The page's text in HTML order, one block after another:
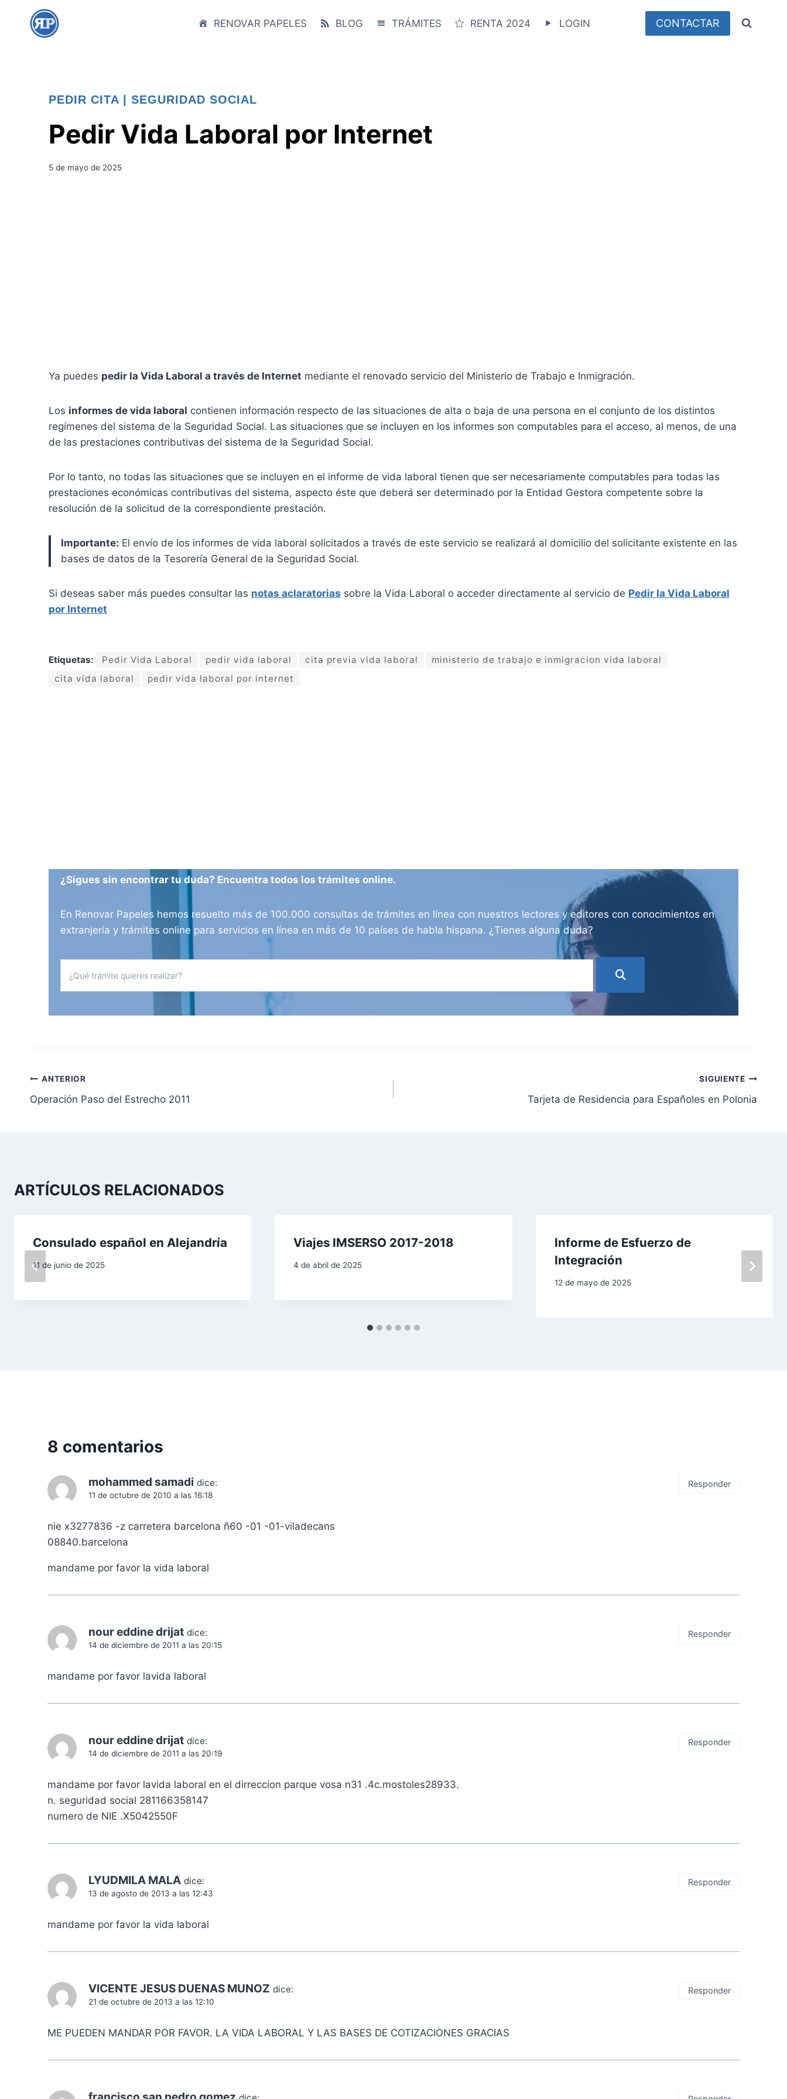
RENOVAR PAPELES BLOG TRÁMITES RENTA 2024 LOGIN CONTACTAR
PEDIR CITA SEGURIDAD SOCIAL
Pedir Vida Laboral por Internet
5 de mayo de 2025
Ya puedes pedir la Vida Laboral a través de Internet mediante el renovado servicio del Ministerio de Trabajo e Inmigración.
Los informes de vida laboral contienen información respecto de las situaciones de alta o baja de una persona en el conjunto de los distintos
regímenes del sistema de la Seguridad Social. Las situaciones que se incluyen en los informes son computables para el acceso, al menos, de una
de las prestaciones contributivas del sistema de la Seguridad Social.
Por lo tanto, no todas las situaciones que se incluyen en el informe de vida laboral tienen que ser necesariamente computables para todas las
prestaciones económicas contributivas del sistema, aspecto éste que deberá ser determinado por la Entidad Gestora competente sobre la
resolución de la solicitud de la correspondiente prestación.
Importante: El envío de los informes de vida laboral solicitados a través de este servicio se realizará al domicilio del solicitante existente en las
bases de datos de la Tesorería General de la Seguridad Social.
Si deseas saber más puedes consultar las notas aclaratorias sobre la Vida Laboral o acceder directamente al servicio de Pedir la Vida Laboral
por Internet
Etiquetas: Pedir Vida Laboral pedir vida laboral cita previa vida laboral
ministerio de trabajo e inmigracion vida laboral
cita vida laboral
pedir vida laboral por internet
¿Sigues sin encontrar tu duda? Encuentra todos los trámites online.
En Renovar Papeles hemos resuelto más de 100.000 consultas de trámites en línea con nuestros lectores y editores con conocimientos en
extranjería y trámites online para servicios en línea en más de 10 países de habla hispana. ¿Tienes alguna duda?
N
a
g
i
ó
n
ANTERIOR
Operación Paso del Estrecho 2011
SIGUIENTE
Tarjeta de Residencia para Españoles en Polonia
ARTÍCULOS RELACIONADOS
Consulado español en Alejandría
11 de junio de 2025
Viajes IMSERSO 2017-2018
4 de abril de 2025
Informe de Esfuerzo de
Integración
12 de mayo de 2025
8 comentarios
mohammed samadi dice:
11 de octubre de 2010 a las 16:18
nie x3277836 -z carretera barcelona ñ60 -01 -01-viladecans
08840.barcelona
mandame por favor la vida laboral
Responder
nour eddine drijat dice:
14 de diciembre de 2011 a las 20:15
mandame por favor lavida laboral
Responder
nour eddine drijat dice:
14 de diciembre de 2011 a las 20:19
mandame por favor lavida laboral en el dirreccion parque vosa n31 .4c.mostoles28933.
n. seguridad social 281166358147
numero de NIE .X5042550F
Responder
LYUDMILA MALA dice:
13 de agosto de 2013 a las 12:43
mandame por favor la vida laboral
Responder
VICENTE JESUS DUENAS MUNOZ dice:
21 de octubre de 2013 a las 12:10
ME PUEDEN MANDAR POR FAVOR. LA VIDA LABORAL Y LAS BASES DE COTIZACIONES GRACIAS
Responder